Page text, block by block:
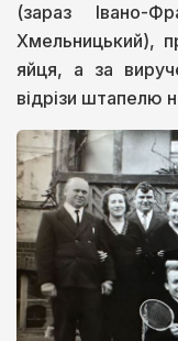
(зараз Івано-
Хмельницький),
яйця, а за
відрізи штапелю